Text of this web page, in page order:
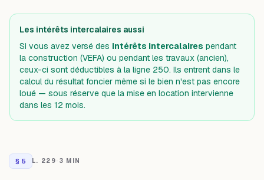
Les intérêts intercalaires aussi
Si vous avez versé des intérêts intercalaires pendant
la construction (VEFA) ou pendant les travaux (ancien),
ceux-ci sont déductibles à la ligne 250. Ils entrent dans le
calcul du résultat foncier même si le bien n'est pas encore
loué — sous réserve que la mise en location intervienne
dans les 12 mois.
§ 5 L. 229· 3 MIN